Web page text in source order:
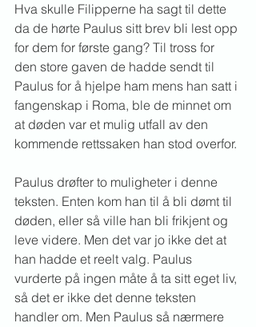
Hva skulle Filipperne ha sagt til dette
da de hørte Paulus sitt brev bli lest opp
for dem for første gang? Til tross for
den store gaven de hadde sendt til
Paulus for å hjelpe ham mens han satt i
fangenskap i Roma, ble de minnet om
at døden var et mulig utfall av den
kommende rettssaken han stod overfor.
Paulus drøfter to muligheter i denne
teksten. Enten kom han til å bli dømt til
døden, eller så ville han bli frikjent og
leve videre. Men det var jo ikke det at
han hadde et reelt valg. Paulus
vurderte på ingen måte å ta sitt eget liv,
så det er ikke det denne teksten
handler om. Men Paulus så nærmere